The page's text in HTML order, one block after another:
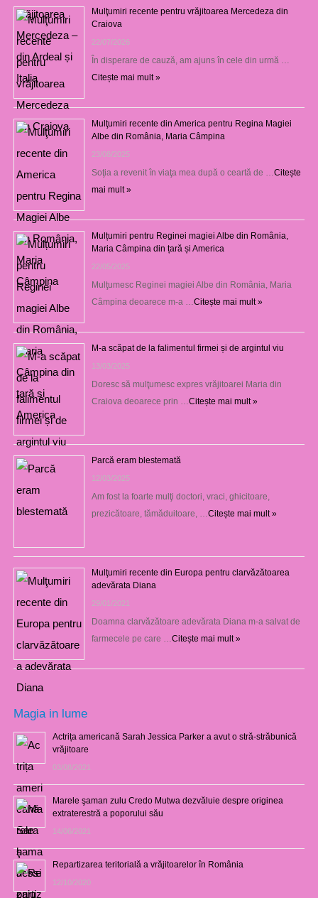
Mulţumiri recente pentru vrăjitoarea Mercedeza din
Craiova
22/07/2026
În disperare de cauză, am ajuns în cele din urmă …
Citește mai mult »
Mulţumiri recente din America pentru Regina Magiei
Albe din România, Maria Câmpina
23/08/2025
Soţia a revenit în viaţa mea după o ceartă de … Citește
mai mult »
Mulțumiri pentru Reginei magiei Albe din România,
Maria Câmpina din țară și America
22/05/2025
Mulţumesc Reginei magiei Albe din România, Maria
Câmpina deoarece m-a … Citește mai mult »
M-a scăpat de la falimentul firmei și de argintul viu
13/03/2025
Doresc să mulţumesc expres vrăjitoarei Maria din
Craiova deoarece prin … Citește mai mult »
Parcă eram blestemată
12/03/2025
Am fost la foarte mulţi doctori, vraci, ghicitoare,
prezicătoare, tămăduitoare, … Citește mai mult »
Mulţumiri recente din Europa pentru clarvăzătoarea
adevărata Diana
29/01/2021
Doamna clarvăzătoare adevărata Diana m-a salvat de
farmecele pe care … Citește mai mult »
Magia in lume
Actrița americană Sarah Jessica Parker a avut o stră-străbunică
vrăjitoare
03/08/2021
Marele şaman zulu Credo Mutwa dezvăluie despre originea
extraterestră a poporului său
14/06/2021
Repartizarea teritorială a vrăjitoarelor în România
12/10/2020